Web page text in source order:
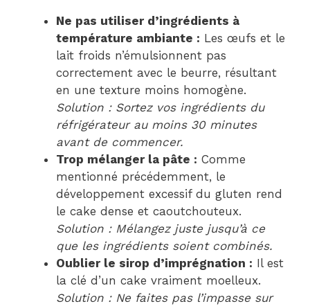
Ne pas utiliser d’ingrédients à
température ambiante : Les œufs et le
lait froids n’émulsionnent pas
correctement avec le beurre, résultant
en une texture moins homogène.
Solution : Sortez vos ingrédients du
réfrigérateur au moins 30 minutes
avant de commencer.
Trop mélanger la pâte : Comme
mentionné précédemment, le
développement excessif du gluten rend
le cake dense et caoutchouteux.
Solution : Mélangez juste jusqu’à ce
que les ingrédients soient combinés.
Oublier le sirop d’imprégnation : Il est
la clé d’un cake vraiment moelleux.
Solution : Ne faites pas l’impasse sur